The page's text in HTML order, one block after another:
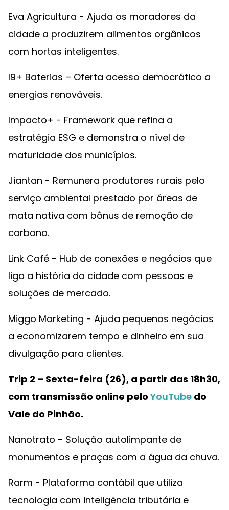
Eva Agricultura - Ajuda os moradores da
cidade a produzirem alimentos orgânicos
com hortas inteligentes.
I9+ Baterias – Oferta acesso democrático a
energias renováveis.
Impacto+ - Framework que refina a
estratégia ESG e demonstra o nível de
maturidade dos municípios.
Jiantan - Remunera produtores rurais pelo
serviço ambiental prestado por áreas de
mata nativa com bônus de remoção de
carbono.
Link Café - Hub de conexões e negócios que
liga a história da cidade com pessoas e
soluções de mercado.
Miggo Marketing - Ajuda pequenos negócios
a economizarem tempo e dinheiro em sua
divulgação para clientes.
Trip 2 – Sexta-feira (26), a partir das 18h30,
com transmissão online pelo YouTube do
Vale do Pinhão.
Nanotrato - Solução autolimpante de
monumentos e praças com a água da chuva.
Rarm - Plataforma contábil que utiliza
tecnologia com inteligência tributária e